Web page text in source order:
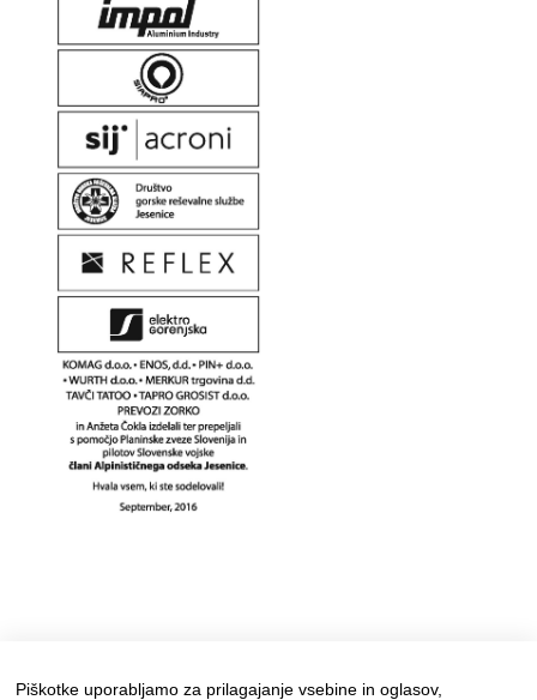
Piškotke uporabljamo za prilagajanje vsebine in oglasov,